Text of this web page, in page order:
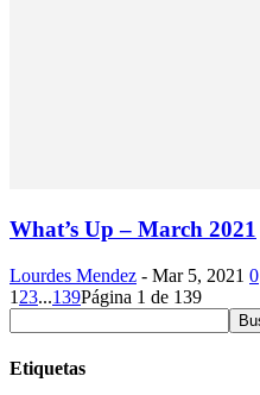
What’s Up – March 2021
Lourdes Mendez - Mar 5, 2021 0
1 23...139Página 1 de 139
Etiquetas